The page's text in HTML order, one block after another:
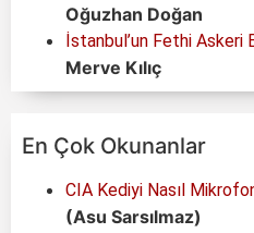
Oğuzhan Doğan
İstanbul’un Fethi Askeri
Merve Kılıç
En Çok Okunanlar
CIA Kediyi Nasıl
(Asu Sarsılmaz)